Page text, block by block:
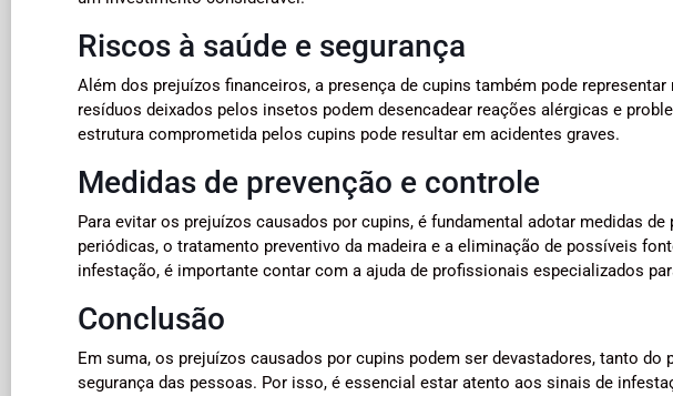
Riscos à saúde e segurança
Além dos prejuízos financeiros, a presença de cupins também pode
resíduos deixados pelos insetos podem desencadear reações alérgicas e
estrutura comprometida pelos cupins pode resultar em acidentes graves.
Medidas de prevenção e controle
Para evitar os prejuízos causados por cupins, é fundamental adotar medidas
periódicas, o tratamento preventivo da madeira e a eliminação de possíveis
infestação, é importante contar com a ajuda de profissionais especializados
Conclusão
Em suma, os prejuízos causados por cupins podem ser devastadores, tanto
segurança das pessoas. Por isso, é essencial estar atento aos sinais de